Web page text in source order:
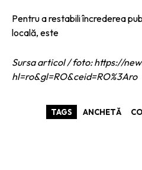
Pentru a restabili încrederea
locală, este
Sursa articol / foto: https://
hl=ro&gl=RO&ceid=RO%3Aro
TAGS ANCHETĂ